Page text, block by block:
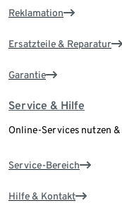
Reklamation
Ersatzteile & Reparatur
Garantie
Service & Hilfe
Online-Services nutzen
Service-Bereich
Hilfe & Kontakt